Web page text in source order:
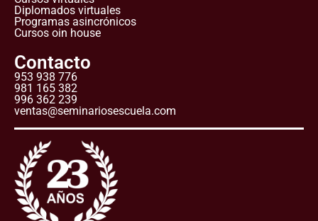
Diplomados virtuales
Programas asincrónicos
Cursos oin house
Contacto
953 938 776
981 165 382
996 362 239
ventas@seminariosescuela.com